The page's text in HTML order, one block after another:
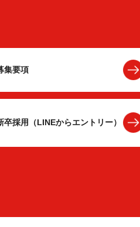
集要項
卒採用（LINEからエントリー）